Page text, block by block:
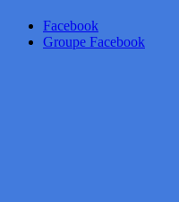
Facebook
Groupe Facebook